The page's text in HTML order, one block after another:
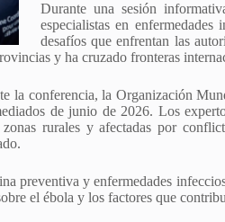
Durante una sesión
especialistas en
desafíos que enfrentan las
y ha cruzado fronteras
la conferencia, la Organización
de junio de 2026. Los
rurales y afectadas por
preventiva y enfermedades
el ébola y los factores que